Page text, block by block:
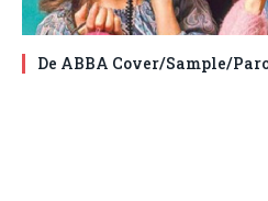
De ABBA Cover/Sample/